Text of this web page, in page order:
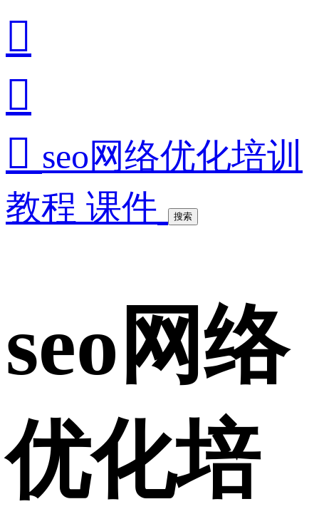


 seo网络优化培训
教程 课件
搜索
seo网络
优化培